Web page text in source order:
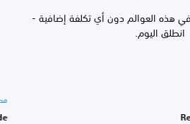
العوالم دون أي تكلفة إضافية -
اليوم.
محاكاة